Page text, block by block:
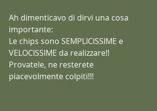
Ah dimenticavo di dirvi una cosa
importante:
Le chips sono SEMPLICISSIME e
VELOCISSIME da realizzare!!
Provatele, ne resterete
piacevolmente colpiti!!!